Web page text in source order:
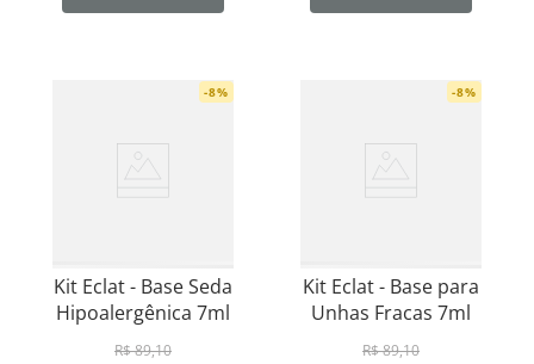
-8%
Kit Eclat - Base Seda
Hipoalergênica 7ml
R$89,10
-8%
Kit Eclat - Base para
Unhas Fracas 7ml
R$89,10